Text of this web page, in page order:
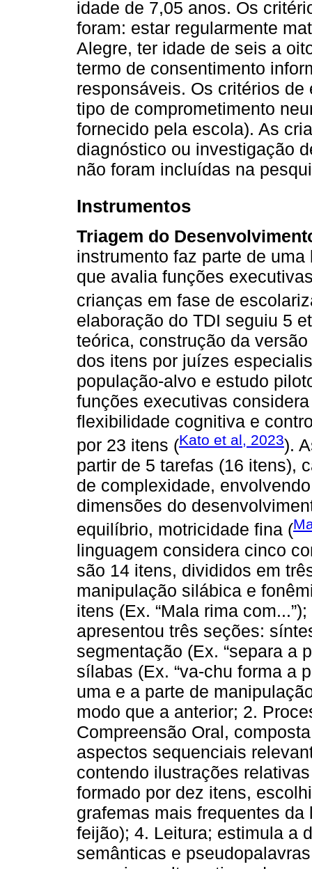
idade de 7,05 anos. Os
foram: estar regularmente
Alegre, ter idade de seis a
termo de consentimento
responsáveis. Os critérios
tipo de comprometimento
fornecido pela escola). As
diagnóstico ou investigação
não foram incluídas na
Instrumentos
Triagem do
instrumento faz parte de
que avalia funções
crianças em fase de
elaboração do TDI seguiu 5
teórica, construção da
dos itens por juízes
população-alvo e estudo
funções executivas
flexibilidade cognitiva e
por 23 itens (Kato et al, 2023).
partir de 5 tarefas (16 itens),
de complexidade,
dimensões do
equilíbrio, motricidade fina (
linguagem considera cinco
são 14 itens, divididos em
manipulação silábica e
itens (Ex. “Mala rima
apresentou três seções:
segmentação (Ex. “separa a
sílabas (Ex. “va-chu forma a
uma e a parte de
modo que a anterior; 2.
Compreensão Oral,
aspectos sequenciais
contendo ilustrações
formado por dez itens,
grafemas mais frequentes
feijão); 4. Leitura; estimula a
semânticas e